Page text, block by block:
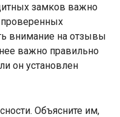
замков важно
проверенных
внимание на отзывы
важно правильно
он установлен
Объясните им,